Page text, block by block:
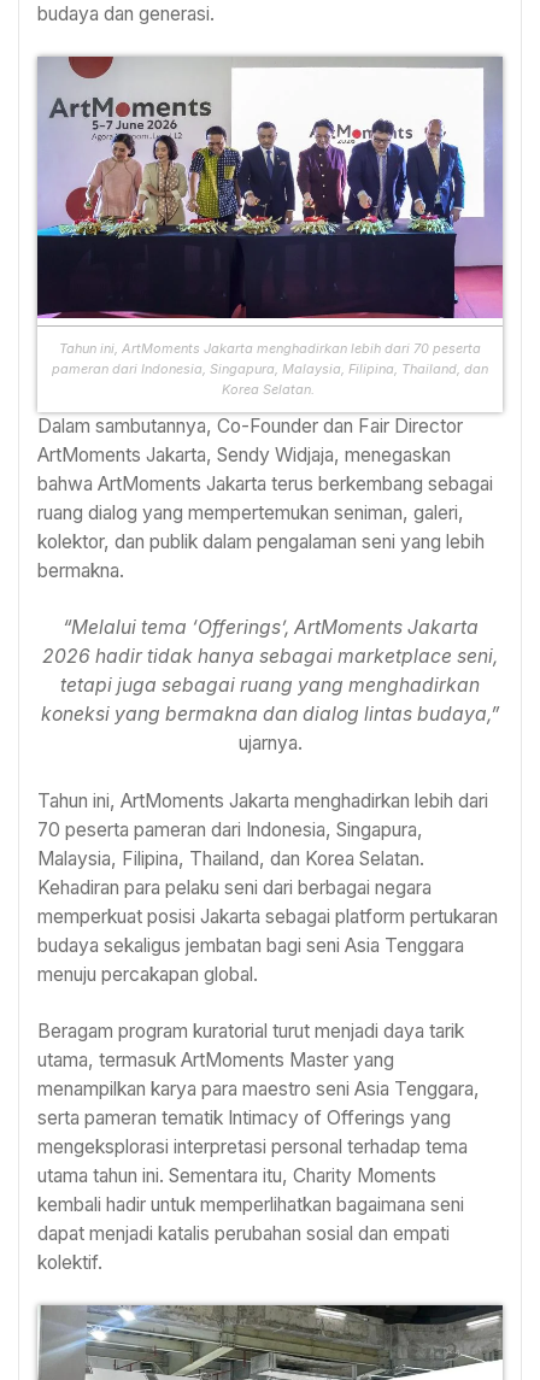
budaya dan generasi.
Tahun ini, ArtMoments Jakarta menghadirkan lebih dari 70 peserta
pameran dari Indonesia, Singapura, Malaysia, Filipina, Thailand, dan
Korea Selatan.
Dalam sambutannya, Co-Founder dan Fair Director
ArtMoments Jakarta, Sendy Widjaja, menegaskan
bahwa ArtMoments Jakarta terus berkembang sebagai
ruang dialog yang mempertemukan seniman, galeri,
kolektor, dan publik dalam pengalaman seni yang lebih
bermakna.
“Melalui tema ‘Offerings’, ArtMoments Jakarta
2026 hadir tidak hanya sebagai marketplace seni,
tetapi juga sebagai ruang yang menghadirkan
koneksi yang bermakna dan dialog lintas budaya,”
ujarnya.
Tahun ini, ArtMoments Jakarta menghadirkan lebih dari
70 peserta pameran dari Indonesia, Singapura,
Malaysia, Filipina, Thailand, dan Korea Selatan.
Kehadiran para pelaku seni dari berbagai negara
memperkuat posisi Jakarta sebagai platform pertukaran
budaya sekaligus jembatan bagi seni Asia Tenggara
menuju percakapan global.
Beragam program kuratorial turut menjadi daya tarik
utama, termasuk ArtMoments Master yang
menampilkan karya para maestro seni Asia Tenggara,
serta pameran tematik Intimacy of Offerings yang
mengeksplorasi interpretasi personal terhadap tema
utama tahun ini. Sementara itu, Charity Moments
kembali hadir untuk memperlihatkan bagaimana seni
dapat menjadi katalis perubahan sosial dan empati
kolektif.